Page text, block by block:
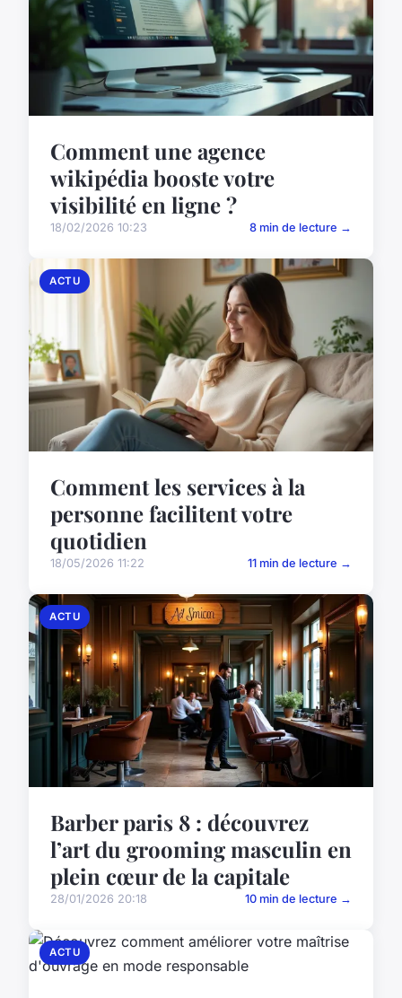
Comment une agence
wikipédia booste votre
visibilité en ligne ?
18/02/2026 10:23 8 min de lecture →
ACTU
Comment les services à la
personne facilitent votre
quotidien
18/05/2026 11:22 11 min de lecture →
ACTU
Barber paris 8 : découvrez
l’art du grooming masculin en
plein cœur de la capitale
28/01/2026 20:18 10 min de lecture →
ACTU